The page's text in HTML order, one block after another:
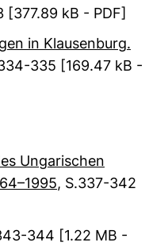
[377.89 kB - PDF]
in Klausenburg.
335 [169.47 kB -
Ungarischen
, S.337-342
344 [1.22 MB -